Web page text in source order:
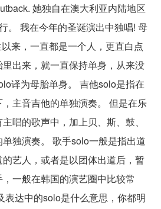
她独自在澳大利亚内陆地区
。 我在今年的圣诞演出中独唱! 母
来，一直都是一个人，更直白点
出来，就一直保持单身，从来没
译为母胎单身。 吉他solo是指在
主音吉他的单独演奏。 但是在乐
唱的歌声中，加上贝、斯、鼓、
独演奏。 歌手solo一般是指出道
艺人，或者是以团体出道后，暂
一般在韩国的演艺圈中比较常
表达中的solo是什么意思，你都明